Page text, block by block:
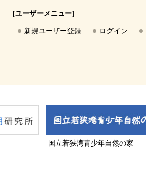
[ユーザーメニュー]
新規ユーザー登録 ログイン
国立若狭湾青少年自然の家